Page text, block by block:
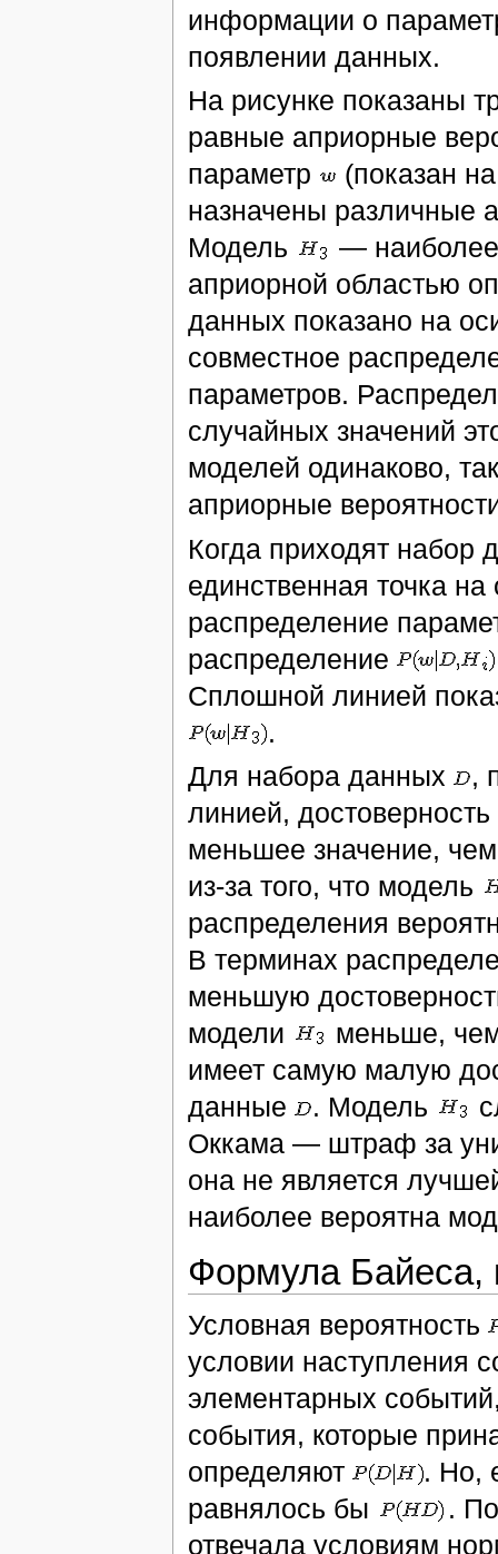
информации о
появлении данных.
На рисунке показаны
равные априорные
параметр
(показан
назначены различные
Модель
—
априорной областью
данных показано на
совместное
параметров.
случайных значений
моделей одинаково,
априорные
Когда приходят набор
единственная точка
распределение
распределение
Сплошной линией
.
Для набора данных
,
линией, достоверность
меньшее значение,
из-за того, что модель
распределения
В терминах
меньшую
модели
меньше,
имеет самую малую
данные
. Модель
Оккама — штраф за
она не является
наиболее вероятна
Формула Байеса,
Условная вероятность
условии наступления
элементарных
события, которые
определяют
. Но,
равнялось бы
.
отвечала условиям